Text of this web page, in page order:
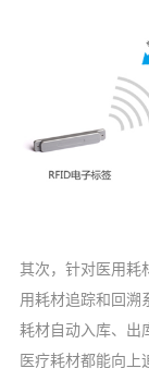
其次，针对医用耗
用耗材追踪和回溯
耗材自动入库、出
医疗耗材都能向上